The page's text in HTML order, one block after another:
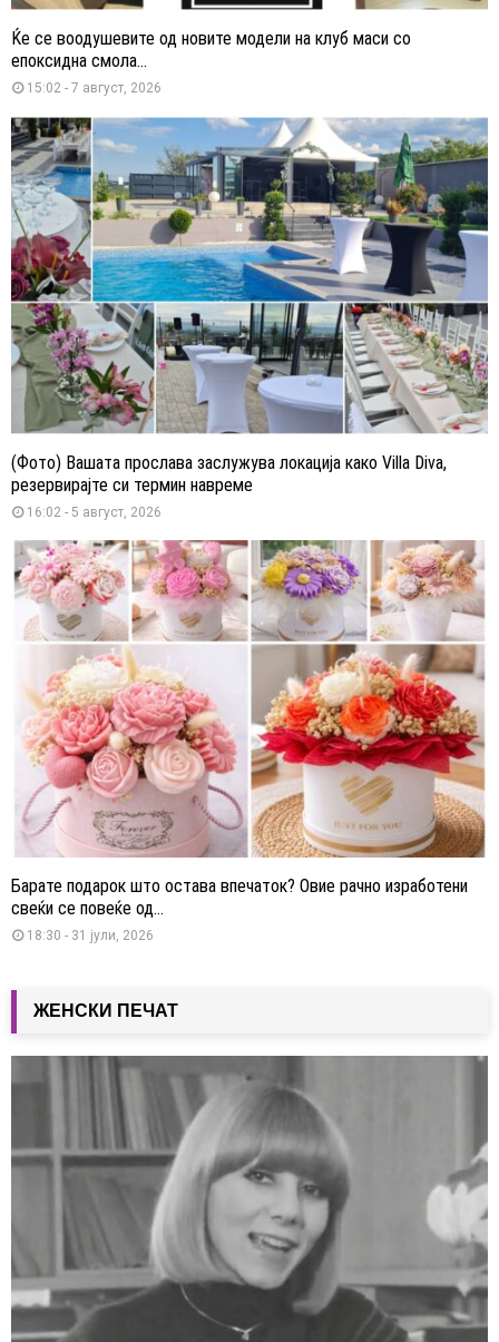
Ќе се воодушевите од новите модели на клуб маси со
епоксидна смола...
15:02 - 7 август, 2026
(Фото) Вашата прослава заслужува локација како Villa Diva,
резервирајте си термин навреме
16:02 - 5 август, 2026
Барате подарок што остава впечаток? Овие рачно изработени
свеќи се повеќе од...
18:30 - 31 јули, 2026
ЖЕНСКИ ПЕЧАТ